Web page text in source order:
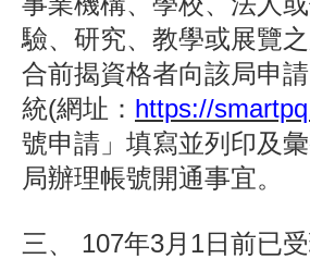
驗、研究、教學或展覽
合前揭資格者向該局申
統(網址： https://
號申請」填寫並列印及
局辦理帳號開通事宜。
三、 107年3月1日前已